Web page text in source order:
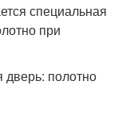
специальная
при
дверь: полотно